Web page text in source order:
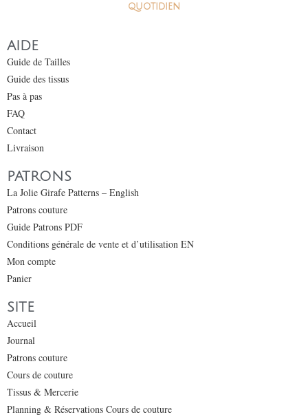
quotidien
AIDE
Guide de Tailles
Guide des tissus
Pas à pas
FAQ
Contact
Livraison
PATRONS
La Jolie Girafe Patterns – English
Patrons couture
Guide Patrons PDF
Conditions générale de vente et d’utilisation EN
Mon compte
Panier
SITE
Accueil
Journal
Patrons couture
Cours de couture
Tissus & Mercerie
Planning & Réservations Cours de couture